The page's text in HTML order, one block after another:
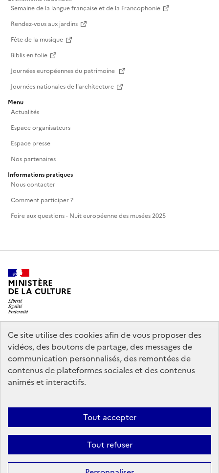
Ce site utilise des cookies afin de vous proposer des
vidéos, des boutons de partage, des messages de
communication personnalisés, des remontées de
contenus de plateformes sociales et des contenus
animés et interactifs.
Tout accepter
Tout refuser
Semaine de la langue française et de la Francophonie
Rendez-vous aux jardins
Fête de la musique
Biblis en folie
Journées européennes du patrimoine
Journées nationales de l'architecture
Menu
Actualités
Espace organisateurs
Espace presse
Nos partenaires
Informations pratiques
Nous contacter
Comment participer ?
Foire aux questions - Nuit européenne des musées 2025
MINISTÈRE
DE LA CULTURE
legifrance.gouv.fr
info.gouv.fr
service-public.gouv.fr
data.gouv.fr
Crédits Accessibilité : partiellement conforme
Mentions légales
Politique d’utilisation des témoins de connexion (cookies)
générale de protection des données
Nous contacter
Sauf mention contraire, tous les contenus de ce site sont sous